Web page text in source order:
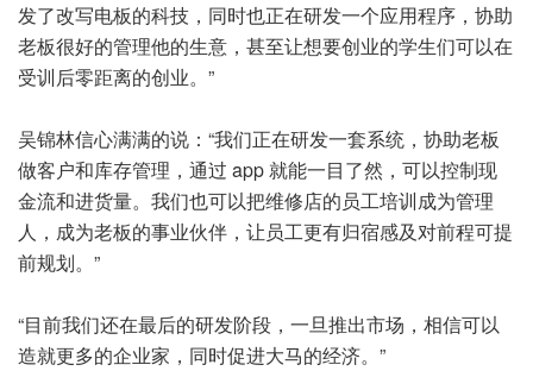
发了改写电板的科技，同时也正在研发一个应用程序，协助
老板很好的管理他的生意，甚至让想要创业的学生们可以在
受训后零距离的创业。”
吴锦林信心满满的说：“我们正在研发一套系统，协助老板
做客户和库存管理，通过 app 就能一目了然，可以控制现
金流和进货量。我们也可以把维修店的员工培训成为管理
人，成为老板的事业伙伴，让员工更有归宿感及对前程可提
前规划。”
“目前我们还在最后的研发阶段，一旦推出市场，相信可以
造就更多的企业家，同时促进大马的经济。”